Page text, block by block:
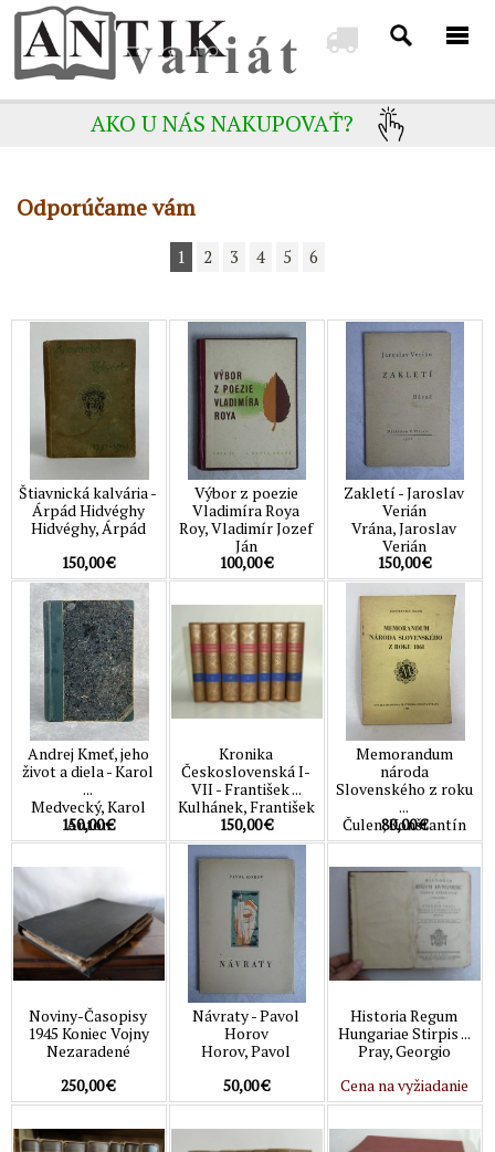
AKO U NÁS NAKUPOVAŤ?
Odporúčame vám
1 2 3 4 5 6
Štiavnická kalvária -
Árpád Hidvéghy
Hidvéghy, Árpád
150,00 €
Výbor z poezie
Vladimíra Roya
Roy, Vladimír Jozef
Ján
100,00 €
Zakletí - Jaroslav
Verián
Vrána, Jaroslav
Verián
150,00 €
Andrej Kmeť, jeho
život a diela - Karol
...
Medvecký, Karol
Anton
150,00 €
Kronika
Československá I-
VII - František ...
Kulhánek, František
150,00 €
Memorandum
národa
Slovenského z roku
...
Čulen, Konštantín
80,00 €
Noviny-Časopisy
1945 Koniec Vojny
Nezaradené
250,00 €
Návraty - Pavol
Horov
Horov, Pavol
50,00 €
Historia Regum
Hungariae Stirpis ...
Pray, Georgio
Cena na vyžiadanie